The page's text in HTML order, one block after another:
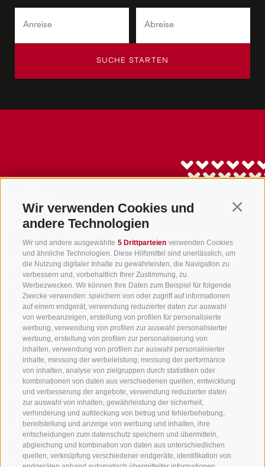
Wir verwenden Cookies und
andere Technologien
Wir und andere ausgewählte 5 Drittparteien verwenden Cookies
und ähnliche Technologien. Diese Hilfsmittel sind unerlässlich, um
die Nutzung digitaler Inhalte zu gewährleisten, die Navigation zu
verbessern und, vorbehaltlich Ihrer Zustimmung, zu
Werbezwecken. Wir können Ihre Daten zum Beispiel für folgende
Zwecke verwenden: speichern von oder zugriff auf informationen
auf einem endgerät, verwendung reduzierter daten zur auswahl
von werbeanzeigen, erstellung von profilen für personalisierte
werbung, verwendung von profilen zur auswahl personalisierter
werbung, erstellung von profilen zur personalisierung von
inhalten, verwendung von profilen zur auswahl personalisierter
inhalte, messung der werbeleistung, messung der performance
von inhalten, analyse von zielgruppen durch statistiken oder
kombinationen von daten aus verschiedenen quellen, entwicklung
und verbesserung der angebote, verwendung reduzierter daten
zur auswahl von inhalten, gewährleistung der sicherheit,
verhinderung und aufdeckung von betrug und fehlerbehebung,
bereitstellung und anzeige von werbung und inhalten, ihre
entscheidungen zum datenschutz speichern und übermitteln,
abgleichung und kombination von daten aus unterschiedlichen
quellen, verknüpfung verschiedener endgeräte, identifikation von
SUCHE STARTEN
info@gsieser-tal.com
+39 0474 978 436
Tourismusgenossenschaft Gsiesertal - Welsberg - Taisten in
Südtirol
St. Martin 10a I-39030 Gsiesertal
Sei jederzeit informiert und up to date!